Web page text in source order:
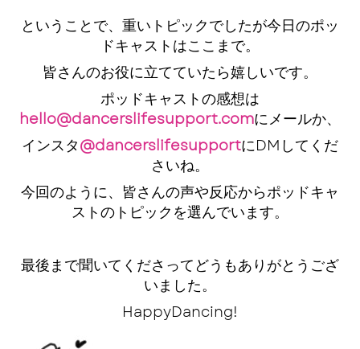
ということで、重いトピックでしたが今日のポッ
ドキャストはここまで。
皆さんのお役に立てていたら嬉しいです。
ポッドキャストの感想は
hello@dancerslifesupport.comにメールか、
インスタ@dancerslifesupportにDMしてくだ
さいね。
今回のように、皆さんの声や反応からポッドキャ
ストのトピックを選んでいます。
最後まで聞いてくださってどうもありがとうござ
いました。
HappyDancing!